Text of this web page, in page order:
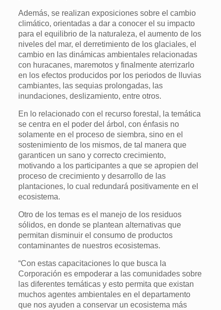
Además, se realizan exposiciones sobre el cambio
climático, orientadas a dar a conocer el su impacto
para el equilibrio de la naturaleza, el aumento de los
niveles del mar, el derretimiento de los glaciales, el
cambio en las dinámicas ambientales relacionadas
con huracanes, maremotos y finalmente aterrizarlo
en los efectos producidos por los periodos de lluvias
cambiantes, las sequias prolongadas, las
inundaciones, deslizamiento, entre otros.
En lo relacionado con el recurso forestal, la temática
se centra en el poder del árbol, con énfasis no
solamente en el proceso de siembra, sino en el
sostenimiento de los mismos, de tal manera que
garanticen un sano y correcto crecimiento,
motivando a los participantes a que se apropien del
proceso de crecimiento y desarrollo de las
plantaciones, lo cual redundará positivamente en el
ecosistema.
Otro de los temas es el manejo de los residuos
sólidos, en donde se plantean alternativas que
permitan disminuir el consumo de productos
contaminantes de nuestros ecosistemas.
“Con estas capacitaciones lo que busca la
Corporación es empoderar a las comunidades sobre
las diferentes temáticas y esto permita que existan
muchos agentes ambientales en el departamento
que nos ayuden a conservar un ecosistema más